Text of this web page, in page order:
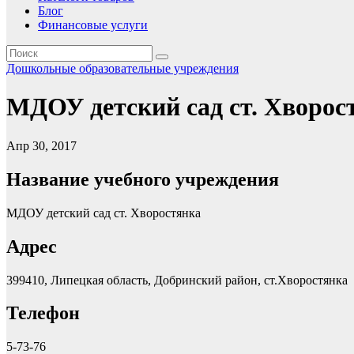
Блог
Финансовые услуги
Дошкольные образовательные учреждения
МДОУ детский сад ст.
Апр 30, 2017
Название учебного учреждения
МДОУ детский сад ст. Хворостянка
Адрес
399410, Липецкая область, Добринский район, ст.Хворостянка
Телефон
5-73-76